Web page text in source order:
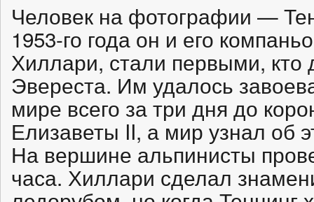
Человек на фотографии —
1953-го года он и его
Хиллари, стали первыми, кто
Эвереста. Им удалось
мире всего за три дня до
Елизаветы II, а мир узнал об
На вершине альпинисты
часа. Хиллари сделал